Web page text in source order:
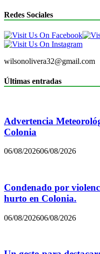
Redes Sociales
wilsonolivera32@gmail.com
Últimas entradas
Advertencia
Colonia
06/08/202606/08/2026
Condenado por
hurto en Colonia.
06/08/202606/08/2026